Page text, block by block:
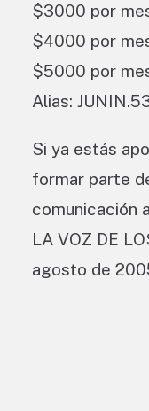
$3000 por
$4000 por
$5000 por
Alias:
Si ya estás
formar parte
comunicación
LA VOZ DE
agosto de